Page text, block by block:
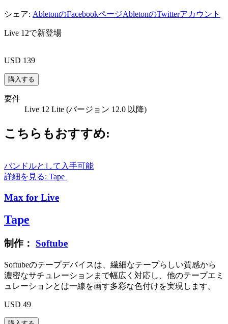
シェア: AbletonのFacebookページAbletonのTwitterアカウント
Live 12で新登場
USD 139
要件
Live 12 Lite (バージョン 12.0 以降)
こちらもおすすめ:
バンドルとして入手可能
詳細を見る: Tape
Max for Live
Tape
制作： Softube
Softubeのテープデバイスは、繊細なテープらしい質感から
濃密なサチュレーションまで幅広く対応し、他のテープエミ
ュレーションとは一線を画す多彩な色付けを実現します。
USD 49